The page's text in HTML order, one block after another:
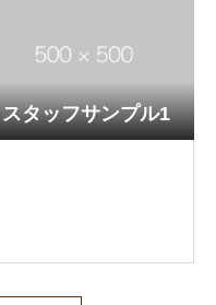
スタッフサンプル1